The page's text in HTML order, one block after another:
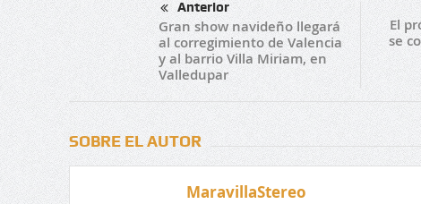
Anterior
Gran show navideño llegará
al corregimiento de Valencia
y al barrio Villa Miriam, en
Valledupar
El
se
SOBRE EL AUTOR
MaravillaStereo